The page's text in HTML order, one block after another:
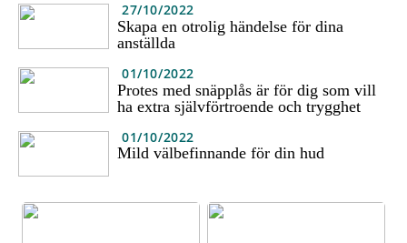
27/10/2022
Skapa en otrolig händelse för dina
anställda
01/10/2022
Protes med snäpplås är för dig som vill
ha extra självförtroende och trygghet
01/10/2022
Mild välbefinnande för din hud